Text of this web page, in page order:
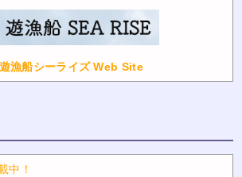
遊漁船シーライズ Web Site
中！